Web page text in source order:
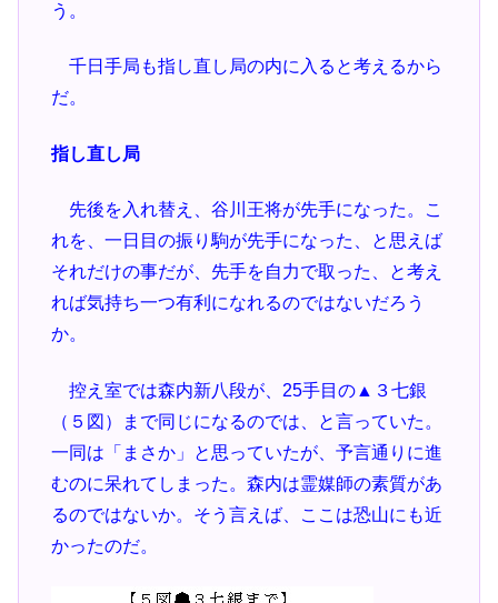
う。
千日手局も指し直し局の内に入ると考えるから
だ。
指し直し局
先後を入れ替え、谷川王将が先手になった。こ
れを、一日目の振り駒が先手になった、と思えば
それだけの事だが、先手を自力で取った、と考え
れば気持ち一つ有利になれるのではないだろう
か。
控え室では森内新八段が、25手目の▲３七銀
（５図）まで同じになるのでは、と言っていた。
一同は「まさか」と思っていたが、予言通りに進
むのに呆れてしまった。森内は霊媒師の素質があ
るのではないか。そう言えば、ここは恐山にも近
かったのだ。